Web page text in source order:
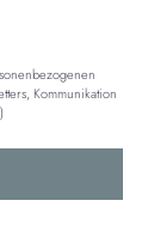
Kommunikation